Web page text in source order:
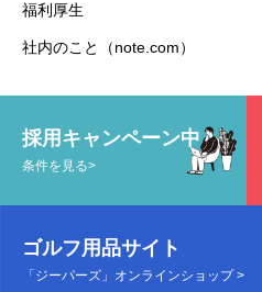
福利厚生
社内のこと（note.com）
採用キャンペーン中
条件を見る>
ゴルフ用品サイト
「ジーパーズ」オンラインショップ >